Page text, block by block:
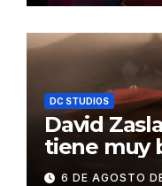
DC STUDIOS
David
tiene muy
el fracaso
6 DE AGOSTO